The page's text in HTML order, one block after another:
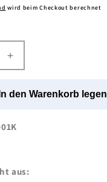
wird beim Checkout berechnet
Erhöhe
die
für
Saunaaufguss
4
In den Warenkorb legen
aus: